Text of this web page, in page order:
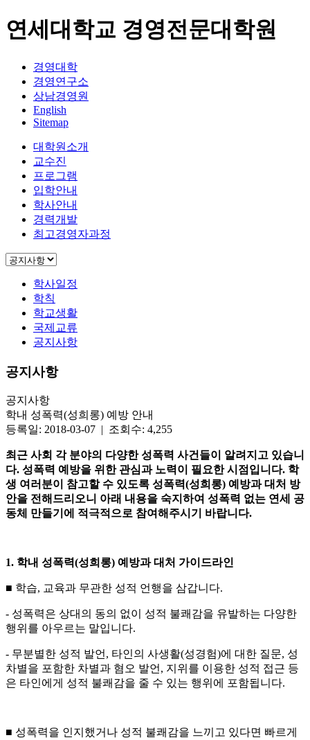
연세대학교 경영전문대학원
경영대학
경영연구소
상남경영원
English
Sitemap
대학원소개
교수진
프로그램
입학안내
학사안내
경력개발
최고경영자과정
학사일정
학칙
학교생활
국제교류
공지사항
공지사항
공지사항
학내 성폭력(성희롱) 예방 안내
등록일: 2018-03-07 | 조회수: 4,255
최근 사회 각 분야의 다양한 성폭력 사건들이 알려지고 있습니
다. 성폭력 예방을 위한 관심과 노력이 필요한 시점입니다. 학
생 여러분이 참고할 수 있도록 성폭력(성희롱) 예방과 대처 방
안을 전해드리오니 아래 내용을 숙지하여 성폭력 없는 연세 공
동체 만들기에 적극적으로 참여해주시기 바랍니다.
1. 학내 성폭력(성희롱) 예방과 대처 가이드라인
■ 학습, 교육과 무관한 성적 언행을 삼갑니다.
- 성폭력은 상대의 동의 없이 성적 불쾌감을 유발하는 다양한
행위를 아우르는 말입니다.
- 무분별한 성적 발언, 타인의 사생활(성경험)에 대한 질문, 성
차별을 포함한 차별과 혐오 발언, 지위를 이용한 성적 접근 등
은 타인에게 성적 불쾌감을 줄 수 있는 행위에 포함됩니다.
■ 성폭력을 인지했거나 성적 불쾌감을 느끼고 있다면 빠르게